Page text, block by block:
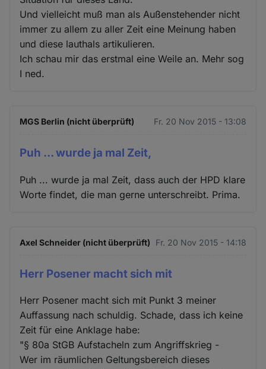
Und vielleicht muß man als Außenstehender nicht
immer zu allem zu aller Zeit eine Meinung haben
und diese lauthals artikulieren.
Ich schau mir das erstmal eine Weile an. Mehr sog
I ned.
MGS Berlin (nicht überprüft) Fr. 20 Nov 2015 - 13:08
Puh ... wurde ja mal Zeit,
Puh ... wurde ja mal Zeit, dass auch der HPD klare
Worte findet, die man gerne unterschreibt. Prima.
Axel Schneider (nicht überprüft) Fr. 20 Nov 2015 - 14:18
Herr Posener macht sich mit
Herr Posener macht sich mit Punkt 3 meiner
Auffassung nach schuldig. Schade, dass ich keine
Zeit für eine Anklage habe:
"§ 80a StGB Aufstacheln zum Angriffskrieg -
Wer im räumlichen Geltungsbereich dieses